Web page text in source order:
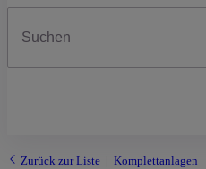
Zurück zur Liste Komplettanlagen